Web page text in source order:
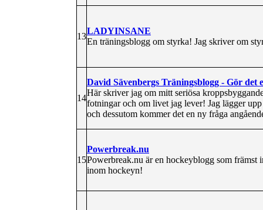
13
LADYINSANE
En träningsblogg om styrka! Jag skriver om
14
David Sävenbergs Träningsblogg - Gör det
Här skriver jag om mitt seriösa
fotningar och om livet jag lever! Jag lägger
och dessutom kommer det en ny fråga
15
Powerbreak.nu
Powerbreak.nu är en hockeyblogg som främst
inom hockeyn!